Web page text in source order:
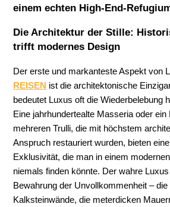
einem echten High-End-
Die Architektur der Stille:
trifft modernes Design
Der erste und markanteste Aspekt von
REISEN ist die architektonische
bedeutet Luxus oft die Wiederbelebung
Eine jahrhundertealte Masseria oder ein
mehreren Trulli, die mit höchstem
Anspruch restauriert wurden, bieten
Exklusivität, die man in einem
niemals finden könnte. Der wahre
Bewahrung der Unvollkommenheit – die
Kalksteinwände, die meterdicken